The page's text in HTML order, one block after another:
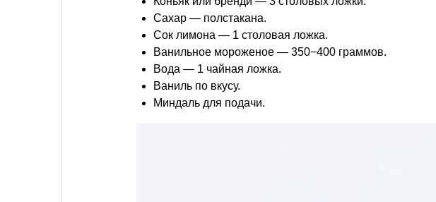
Сахар — полстакана.
Сок лимона — 1 столовая ложка.
Ванильное мороженое — 350−400 граммов.
Вода — 1 чайная ложка.
Ваниль по вкусу.
Миндаль для подачи.